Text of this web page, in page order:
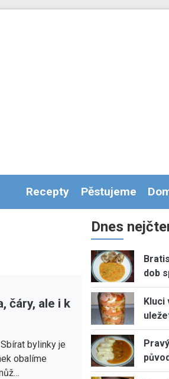
Recepty Pěstujeme
čáry, ale i k
bylinky je
obalíme
Dnes
dob
Kluci